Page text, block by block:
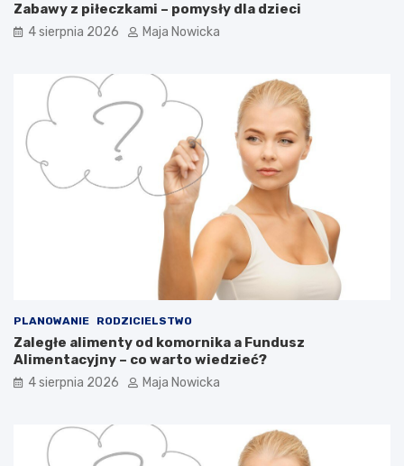
Zabawy z piłeczkami – pomysły dla dzieci
4 sierpnia 2026 Maja Nowicka
PLANOWANIE RODZICIELSTWO
Zaległe alimenty od komornika a Fundusz
Alimentacyjny – co warto wiedzieć?
4 sierpnia 2026 Maja Nowicka